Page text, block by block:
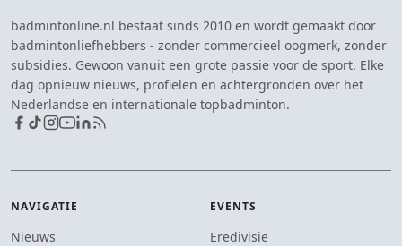
badmintonline.nl bestaat sinds 2010 en wordt gemaakt door
badmintonliefhebbers - zonder commercieel oogmerk, zonder
subsidies. Gewoon vanuit een grote passie voor de sport. Elke
dag opnieuw nieuws, profielen en achtergronden over het
Nederlandse en internationale topbadminton.
NAVIGATIE
Nieuws
EVENTS
Eredivisie